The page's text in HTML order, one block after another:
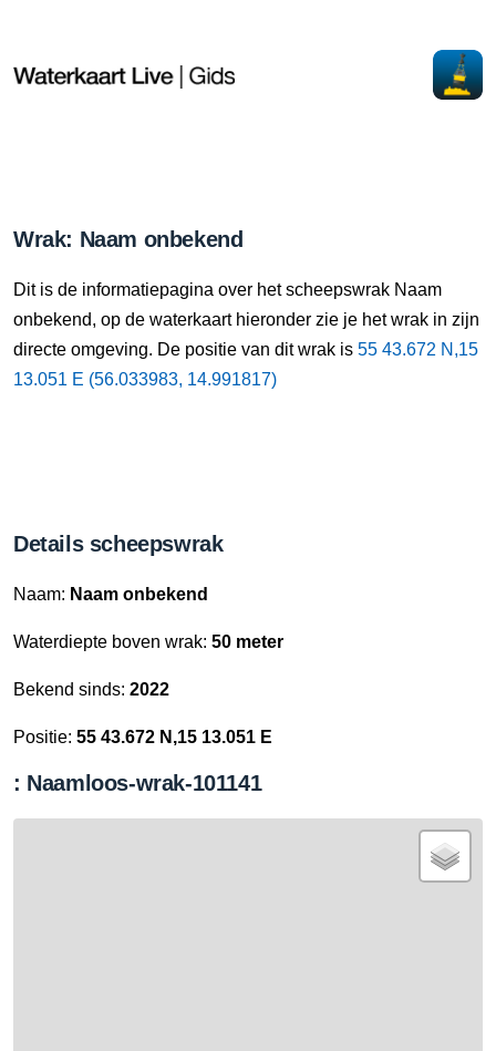
Wrak: Naam onbekend
Dit is de informatiepagina over het scheepswrak Naam
onbekend, op de waterkaart hieronder zie je het wrak in zijn
directe omgeving. De positie van dit wrak is 55 43.672 N,15
13.051 E (56.033983, 14.991817)
Details scheepswrak
Naam: Naam onbekend
Waterdiepte boven wrak: 50 meter
Bekend sinds: 2022
Positie: 55 43.672 N,15 13.051 E
: Naamloos-wrak-101141